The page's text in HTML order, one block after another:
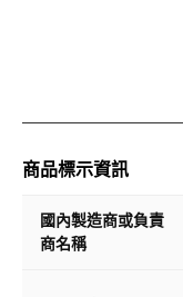
商品標示資訊
國內製造商或負責
商名稱